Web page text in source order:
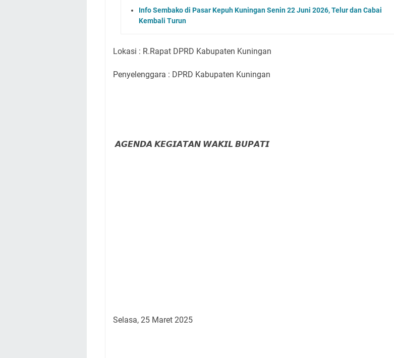
Info Sembako di Pasar Kepuh Kuningan Senin 22 Juni 2026, Telur dan Cabai
Kembali Turun
Lokasi : R.Rapat DPRD Kabupaten Kuningan
Penyelenggara : DPRD Kabupaten Kuningan
𝘼𝙂𝙀𝙉𝘿𝘼 𝙆𝙀𝙂𝙄𝘼𝙏𝘼𝙉 𝙒𝘼𝙆𝙄𝙇 𝘽𝙐𝙋𝘼𝙏𝙄
Selasa, 25 Maret 2025